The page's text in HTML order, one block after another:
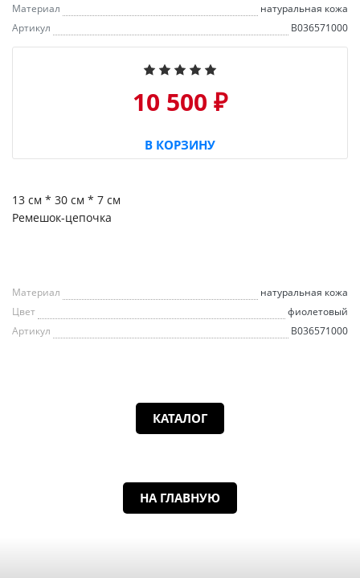
Материал
натуральная кожа
Артикул
B036571000
10 500 ₽
В КОРЗИНУ
13 см * 30 см * 7 см
Ремешок-цепочка
Материал
натуральная кожа
Цвет
фиолетовый
Артикул
B036571000
КАТАЛОГ
НА ГЛАВНУЮ